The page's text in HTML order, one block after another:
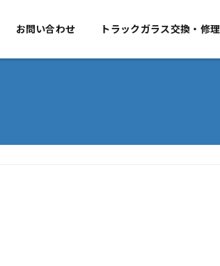
会社概要 事業のご案内 お問い合わせ
お問い合わせ トラックガラス交換・修理